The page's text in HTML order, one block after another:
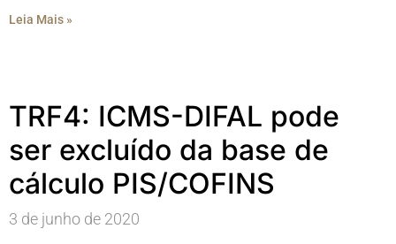
Leia Mais »
TRF4: ICMS-DIFAL pode
ser excluído da base de
cálculo PIS/COFINS
3 de junho de 2020